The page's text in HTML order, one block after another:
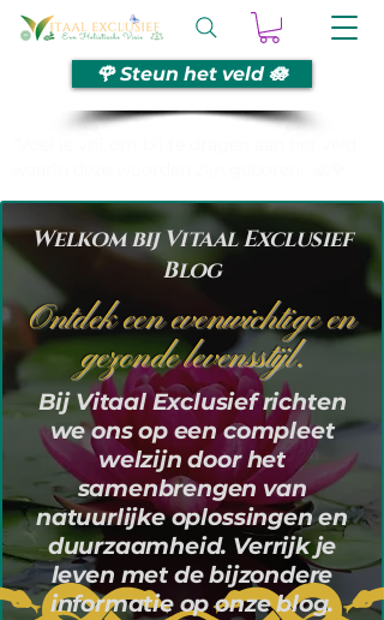
🌹 Steun het veld 🪷
Welkom bij Vitaal Exclusief
Blog
Ontdek een evenwichtige en
gezonde levensstijl.
Bij Vitaal Exclusief richten
we ons op een compleet
welzijn door het
samenbrengen van
natuurlijke oplossingen en
duurzaamheid. Verrijk je
leven met de bijzondere
informatie op onze blog.